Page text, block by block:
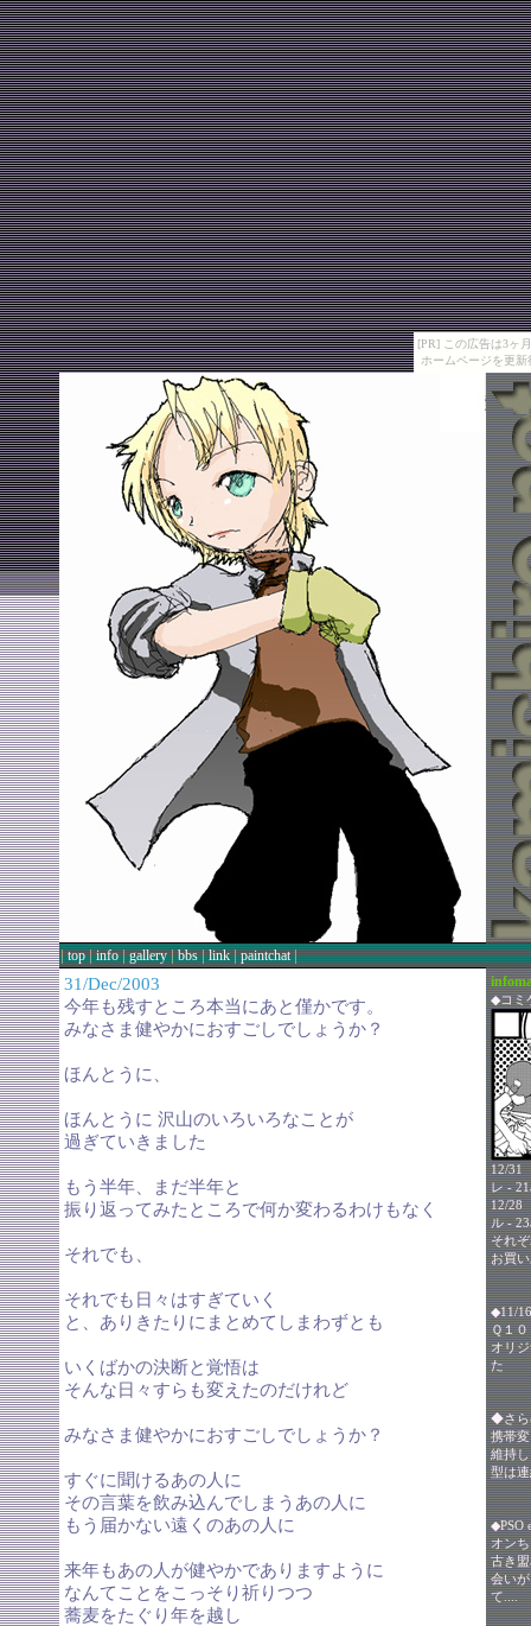
[PR] この広告は3ヶ
ホームページを更
|top|info|gallery|bbs|link|paintchat|
31/Dec/2003
今年も残すところ本当にあと僅かです。
みなさま健やかにおすごしでしょうか？
ほんとうに、
ほんとうに 沢山のいろいろなことが
過ぎていきました
もう半年、まだ半年と
振り返ってみたところで何か変わるわけもなく
それでも、
それでも日々はすぎていく
と、ありきたりにまとめてしまわずとも
いくばかの決断と覚悟は
そんな日々すらも変えたのだけれど
みなさま健やかにおすごしでしょうか？
すぐに聞けるあの人に
その言葉を飲み込んでしまうあの人に
もう届かない遠くのあの人に
来年もあの人が健やかでありますように
なんてことをこっそり祈りつつ
蕎麦をたぐり年を越し
◆コミ
12/31
レ -
12/28
ル -
それ
お買
◆11/
Ｑ１
オリ
た
◆さら
携帯
維持
型は
◆PSO
オン
古き
会い
て....